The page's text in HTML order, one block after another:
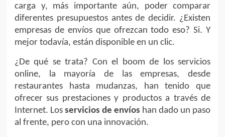
carga y, más importante aún, poder comparar
diferentes presupuestos antes de decidir. ¿Existen
empresas de envíos que ofrezcan todo eso? Si. Y
mejor todavía, están disponible en un clic.
¿De qué se trata? Con el boom de los servicios
online, la mayoría de las empresas, desde
restaurantes hasta mudanzas, han tenido que
ofrecer sus prestaciones y productos a través de
Internet. Los servicios de envíos han dado un paso
al frente, pero con una innovación.